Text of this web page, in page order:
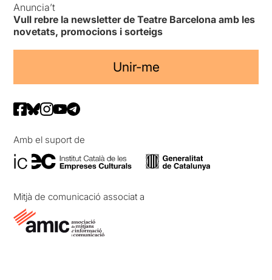
Anuncia’t
Vull rebre la newsletter de Teatre Barcelona amb les
novetats, promocions i sorteigs
Unir-me
Amb el suport de
Mitjà de comunicació associat a